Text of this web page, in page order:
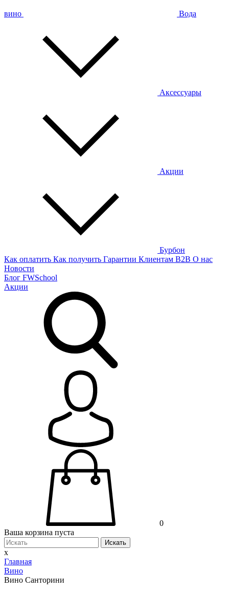
вино Вода
Аксессуары
Акции
Бурбон
Как оплатить Как получить Гарантии Клиентам B2B О нас
Новости
Блог FWSchool
Акции
0
Ваша корзина пуста
Искать
x
Главная
Вино
Вино Санторини